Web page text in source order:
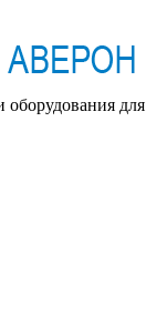
оборудования для